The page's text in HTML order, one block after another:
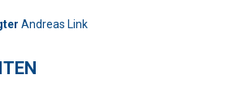
Andreas Link